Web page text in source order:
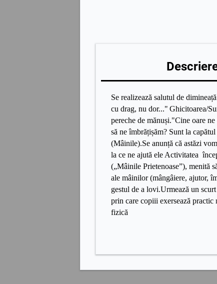
Se realizează salutul de
cu drag, nu dor..." Ghicitoarea/
pereche de mănuși."Cine oare
să ne îmbrățișăm? Sunt la
(Mâinile).Se anunță că astăzi
la ce ne ajută ele Activitatea
(„Mâinile Prietenoase”), menită
ale mâinilor (mângâiere, ajutor,
gestul de a lovi.Urmează un
prin care copiii exersează
fizică